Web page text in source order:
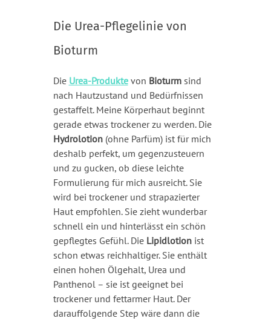
Die Urea-Pflegelinie von
Bioturm
Die Urea-Produktevon Bioturmsind
nach Hautzustand und Bedürfnissen
gestaffelt. Meine Körperhaut beginnt
gerade etwas trockener zu werden. Die
Hydrolotion(ohne Parfüm) ist für mich
deshalb perfekt, um gegenzusteuern
und zu gucken, ob diese leichte
Formulierung für mich ausreicht. Sie
wird bei trockener und strapazierter
Haut empfohlen. Sie zieht wunderbar
schnell ein und hinterlässt ein schön
gepflegtes Gefühl. Die Lipidlotionist
schon etwas reichhaltiger. Sie enthält
einen hohen Ölgehalt, Urea und
Panthenol – sie ist geeignet bei
trockener und fettarmer Haut. Der
darauffolgende Step wäre dann die